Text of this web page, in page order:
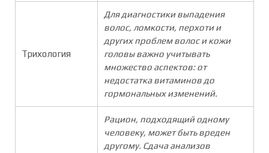
Трихология
Для диагностики выпадения
волос, ломкости, перхоти и
других проблем волос и кожи
головы важно учитывать
множество аспектов: от
недостатка витаминов до
гормональных изменений.
Рацион, подходящий одному
человеку, может быть вреден
другому. Сдача анализов